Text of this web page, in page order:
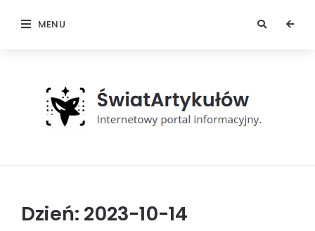
MENU
Dzień: 2023-10-14